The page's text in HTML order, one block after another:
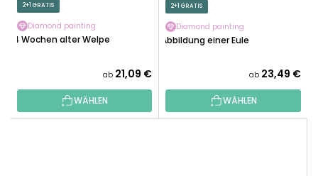
2+1 GRATIS
Diamond painting
4 Wochen alter Welpe
ab 21,09 €
WÄHLEN
2+1 GRATIS
Diamond painting
Abbildung einer Eule
ab 23,49 €
WÄHLEN